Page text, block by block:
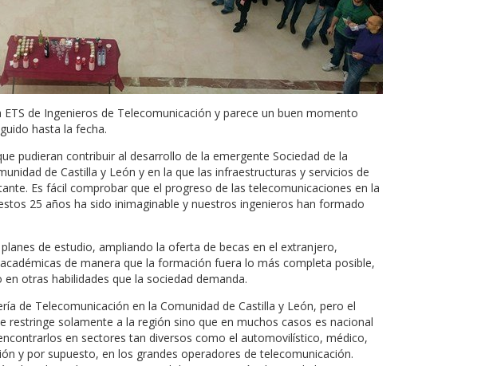
de Ingenieros de Telecomunicación y parece un buen momento
hasta la fecha.
pudieran contribuir al desarrollo de la emergente Sociedad de la
de Castilla y León y en la que las infraestructuras y servicios de
Es fácil comprobar que el progreso de las telecomunicaciones en la
25 años ha sido inimaginable y nuestros ingenieros han formado
de estudio, ampliando la oferta de becas en el extranjero,
de manera que la formación fuera lo más completa posible,
otras habilidades que la sociedad demanda.
de Telecomunicación en la Comunidad de Castilla y León, pero el
solamente a la región sino que en muchos casos es nacional
en sectores tan diversos como el automovilístico, médico,
y por supuesto, en los grandes operadores de telecomunicación.